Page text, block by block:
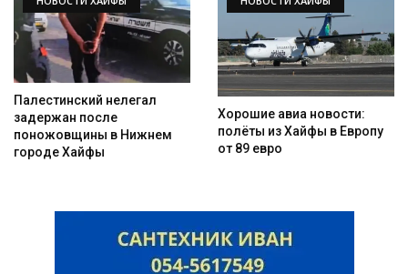
Палестинский нелегал
задержан после
поножовщины в Нижнем
городе Хайфы
Хорошие авиа новости:
полёты из Хайфы в Европу
от 89 евро